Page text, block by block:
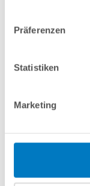
Präferenzen
Statistiken
Marketing
Optionen/
Welche Leiter